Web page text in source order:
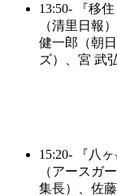
13:50- 『移
（清里日報
健一郎（朝
ズ）、宮 武
15:20- 『八
（アースガ
集長）、佐